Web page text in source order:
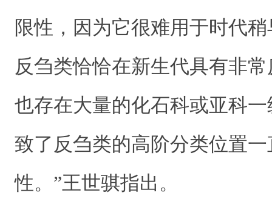
限性，因为它很难用于时代
反刍类恰恰在新生代具有非
也存在大量的化石科或亚科
致了反刍类的高阶分类位置
性。”王世骐指出。